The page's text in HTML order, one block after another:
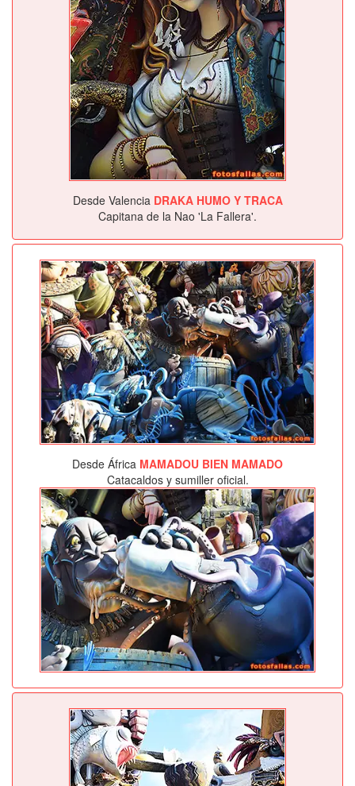
Desde Valencia DRAKA HUMO Y TRACA
Capitana de la Nao 'La Fallera'.
Desde África MAMADOU BIEN MAMADO
Catacaldos y sumiller oficial.